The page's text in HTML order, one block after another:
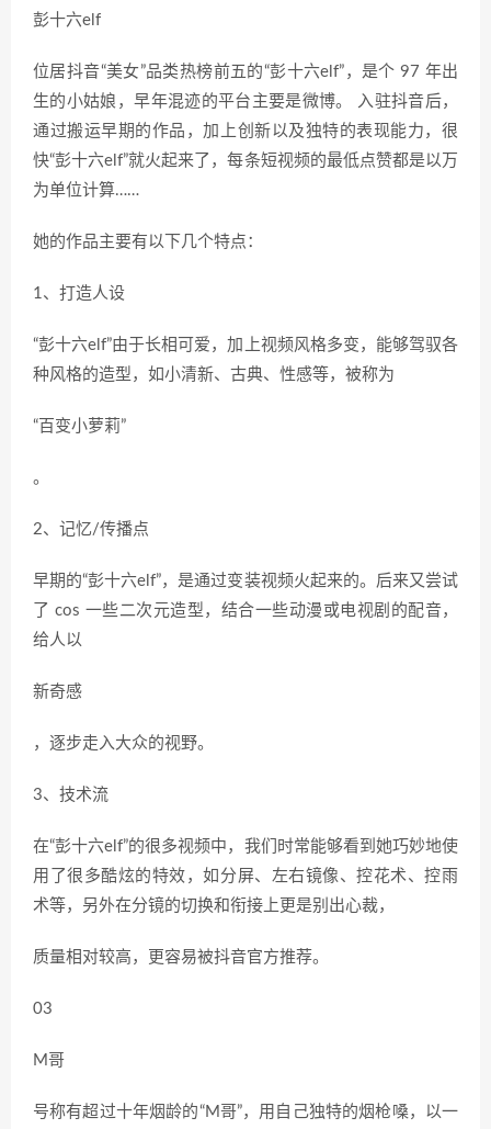
彭十六elf
位居抖音“美女”品类热榜前五的“彭十六elf”，是个 97 年出
生的小姑娘，早年混迹的平台主要是微博。 入驻抖音后，
通过搬运早期的作品，加上创新以及独特的表现能力，很
快“彭十六elf”就火起来了，每条短视频的最低点赞都是以万
为单位计算……
她的作品主要有以下几个特点：
1、打造人设
“彭十六elf”由于长相可爱，加上视频风格多变，能够驾驭各
种风格的造型，如小清新、古典、性感等，被称为
“百变小萝莉”
。
2、记忆/传播点
早期的“彭十六elf”，是通过变装视频火起来的。后来又尝试
了 cos 一些二次元造型，结合一些动漫或电视剧的配音，
给人以
新奇感
，逐步走入大众的视野。
3、技术流
在“彭十六elf”的很多视频中，我们时常能够看到她巧妙地使
用了很多酷炫的特效，如分屏、左右镜像、控花术、控雨
术等，另外在分镜的切换和衔接上更是别出心裁，
质量相对较高，更容易被抖音官方推荐。
03
M哥
号称有超过十年烟龄的“M哥”，用自己独特的烟枪嗓，以一